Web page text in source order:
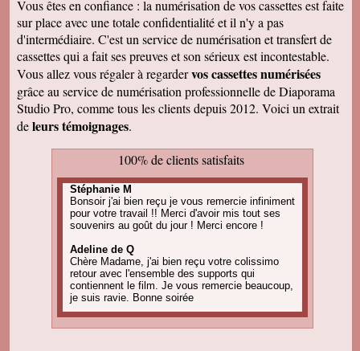
Vous êtes en confiance : la numérisation de vos cassettes est faite
sur place avec une totale confidentialité et il n'y a pas
d'intermédiaire. C'est un service de numérisation et transfert de
cassettes qui a fait ses preuves et son sérieux est incontestable.
Vous allez vous régaler à regardervos cassettes numérisées
grâce au service de numérisation professionnelle de Diaporama
Studio Pro, comme tous les clients depuis 2012. Voici un extrait
deleurs témoignages.
100% de clients satisfaits
Stéphanie M
Bonsoir j'ai bien reçu je vous remercie infiniment
pour votre travail !! Merci d'avoir mis tout ses
souvenirs au goût du jour ! Merci encore !
Adeline de Q
Chère Madame, j'ai bien reçu votre colissimo
retour avec l'ensemble des supports qui
contiennent le film. Je vous remercie beaucoup,
je suis ravie. Bonne soirée